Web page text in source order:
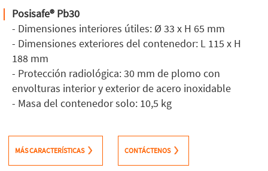
Posisafe® Pb30
- Dimensiones interiores útiles: Ø 33 x H 65 mm
- Dimensiones exteriores del contenedor: L 115 x H
188 mm
- Protección radiológica: 30 mm de plomo con
envolturas interior y exterior de acero inoxidable
- Masa del contenedor solo: 10,5 kg
MÁS CARACTERÍSTICAS CONTÁCTENOS